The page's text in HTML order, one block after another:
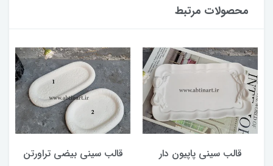
محصولات مرتبط
قالب سینی پاپیون دار قالب سینی بیضی تراورتن